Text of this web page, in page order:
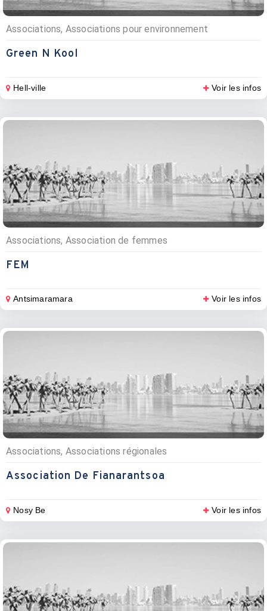
Associations, Associations pour environnement
Green N Kool
Hell-ville Voir les infos
Associations, Association de femmes
FEM
Antsimaramara Voir les infos
Associations, Associations régionales
Association De Fianarantsoa
Nosy Be Voir les infos